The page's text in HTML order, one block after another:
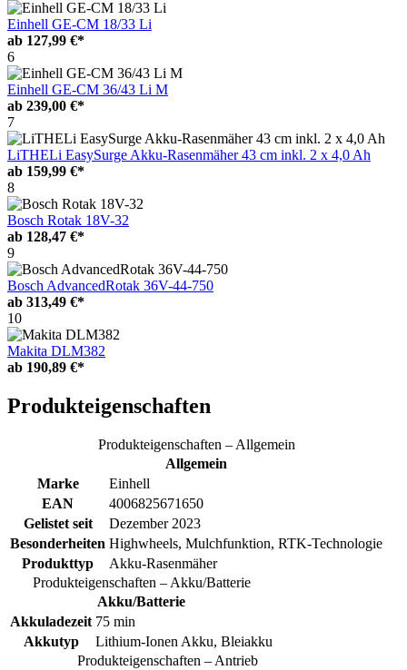
Einhell GE-CM 18/33 Li
ab 127,99 €*
6
Einhell GE-CM 36/43 Li M
ab 239,00 €*
7
LiTHELi EasySurge Akku-Rasenmäher 43 cm inkl. 2 x 4,0 Ah
ab 159,99 €*
8
Bosch Rotak 18V-32
ab 128,47 €*
9
Bosch AdvancedRotak 36V-44-750
ab 313,49 €*
10
Makita DLM382
ab 190,89 €*
Produkteigenschaften
Produkteigenschaften – Allgemein
Allgemein
Marke
Einhell
EAN
4006825671650
Gelistet seit
Dezember 2023
Besonderheiten Highwheels, Mulchfunktion, RTK-Technologie
Produkttyp
Akku-Rasenmäher
Produkteigenschaften – Akku/Batterie
Akku/Batterie
Akkuladezeit 75 min
Akkutyp
Lithium-Ionen Akku, Bleiakku
Produkteigenschaften – Antrieb